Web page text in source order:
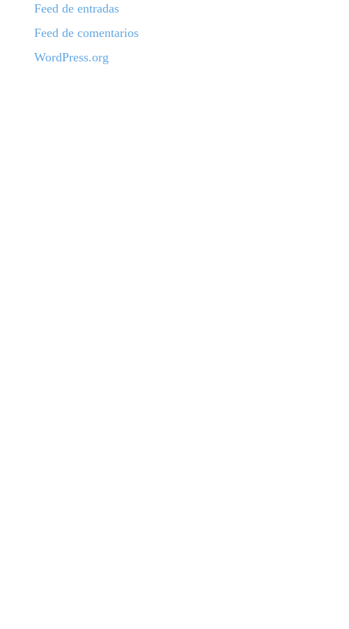
Feed de entradas
Feed de comentarios
WordPress.org